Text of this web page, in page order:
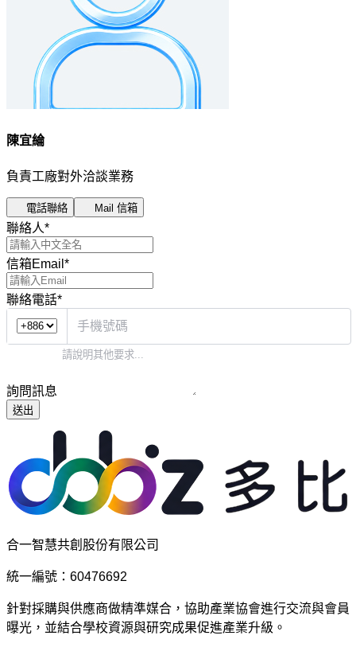
陳宜綸
負責工廠對外洽談業務
電話聯絡 Mail 信箱
聯絡人*
信箱Email *
聯絡電話*
詢問訊息
送出
合一智慧共創股份有限公司
統一編號：60476692
針對採購與供應商做精準媒合，協助產業協會進行交流與會員
曝光，並結合學校資源與研究成果促進產業升級。